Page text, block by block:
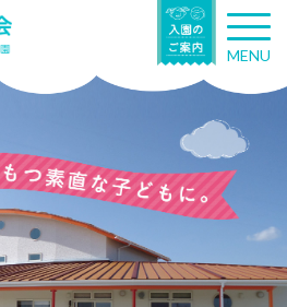
T
o
g
n
g
a
t
MENU